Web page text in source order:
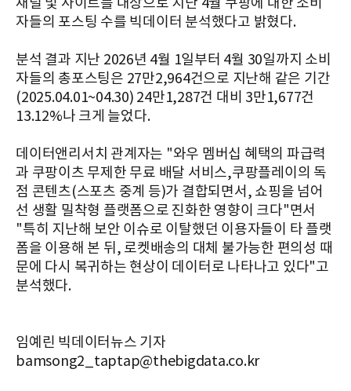
채널 및 사이트를 대상으로 지난 4월 쿠팡에 대한 소비
자들의 포스팅 수를 빅데이터 분석했다고 밝혔다.
분석 결과 지난 2026년 4월 1일부터 4월 30일까지 소비
자들의 총포스팅은 27만2,964건으로 지난해 같은 기간
(2025.04.01~04.30) 24만1,287건 대비 3만1,677건
13.12%나 크게 늘었다.
데이터앤리서치 관계자는 "와우 멤버십 혜택의 파급력
과 쿠팡이츠 무제한 무료 배달 서비스,쿠팡플레이의 독
점 콘텐츠(스포츠 중계 등)가 결합되면서, 쇼핑을 넘어
선 생활 밀착형 플랫폼으로 진화한 영향이 크다"면서
"특히 지난해 보안 이슈로 이탈했던 이용자들이 타 플랫
폼을 이용해 본 뒤, 로켓배송의 대체 불가능한 편의성 때
문에 다시 복귀하는 현상이 데이터로 나타나고 있다"고
분석했다.
임예린 빅데이터뉴스 기자
bamsong2_taptap@thebigdata.co.kr